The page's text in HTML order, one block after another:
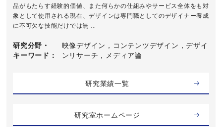
品がもたらす経験的価値、また何らかの仕組みやサービス全体をも対
象として使用される現在、デザインは専門職としてのデザイナー養成
に不可欠な技能だけでは無 ...
研究分野・
キーワード
映像デザイン，コンテンツデザイン，デザイ
ンリサーチ，メディア論
研究業績一覧
研究室ホームページ